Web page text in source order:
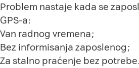
Problem nastaje kada se
GPS-a:
Van radnog vremena;
Bez informisanja zaposlenog;
Za stalno praćenje bez potrebe.